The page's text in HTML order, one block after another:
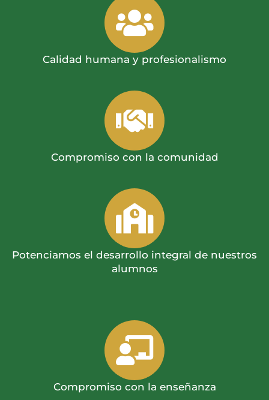
Calidad humana y profesionalismo
Compromiso con la comunidad
Potenciamos el desarrollo integral de nuestros
alumnos
Compromiso con la enseñanza